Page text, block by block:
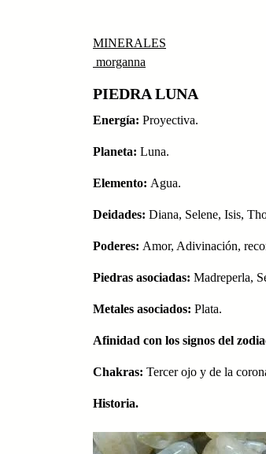
MINERALES
morganna
PIEDRA LUNA
Energía: Proyectiva.
Planeta: Luna.
Elemento: Agua.
Deidades: Diana, Selene, Isis,
Poderes: Amor, Adivinación,
Piedras asociadas: Madreperla,
Metales asociados: Plata.
Afinidad con los signos del
Chakras: Tercer ojo y de la
Historia.